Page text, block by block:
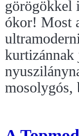
görögökkel
ókor! Most
kurtizánnak
mosolygós,